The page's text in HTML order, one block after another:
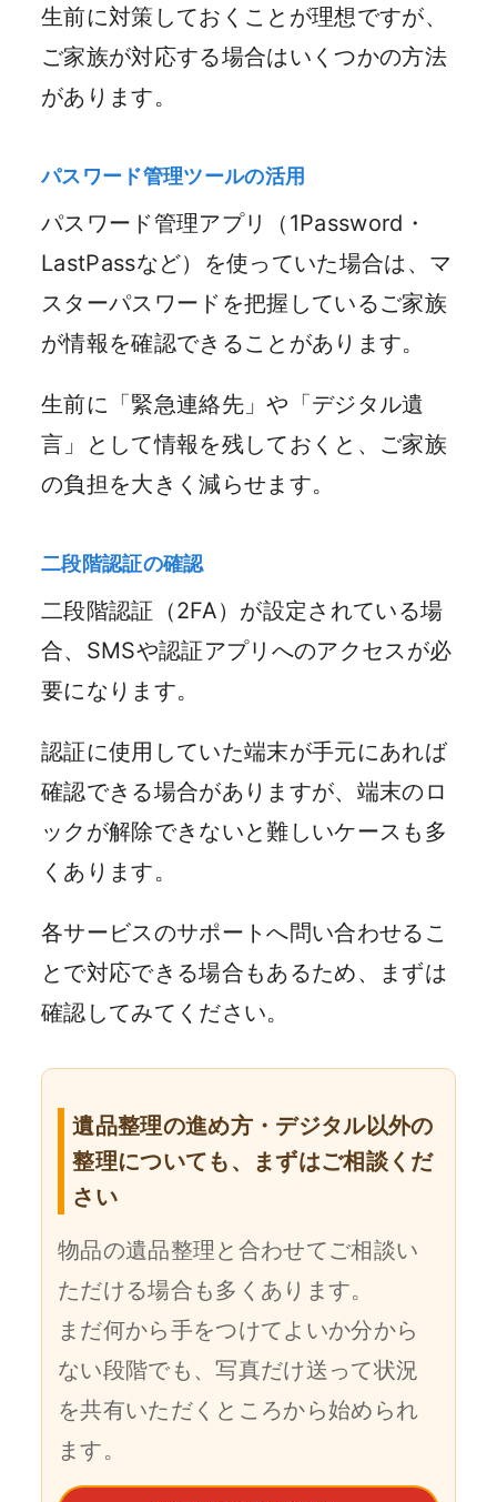
生前に対策しておくことが理想ですが、
ご家族が対応する場合はいくつかの方法
があります。
パスワード管理ツールの活用
パスワード管理アプリ（1Password・
LastPassなど）を使っていた場合は、マ
スターパスワードを把握しているご家族
が情報を確認できることがあります。
生前に「緊急連絡先」や「デジタル遺
言」として情報を残しておくと、ご家族
の負担を大きく減らせます。
二段階認証の確認
二段階認証（2FA）が設定されている場
合、SMSや認証アプリへのアクセスが必
要になります。
認証に使用していた端末が手元にあれば
確認できる場合がありますが、端末のロ
ックが解除できないと難しいケースも多
くあります。
各サービスのサポートへ問い合わせるこ
とで対応できる場合もあるため、まずは
確認してみてください。
遺品整理の進め方・デジタル以外の
整理についても、まずはご相談くだ
さい
物品の遺品整理と合わせてご相談い
ただける場合も多くあります。
まだ何から手をつけてよいか分から
ない段階でも、写真だけ送って状況
を共有いただくところから始められ
ます。